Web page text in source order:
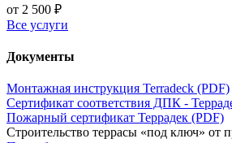
от 2 500 ₽
Все услуги
Документы
Монтажная инструкция Terradeck (PDF)
Сертификат соответствия ДПК -
Пожарный сертификат Террадек (PDF)
Строительство террасы «под ключ» от